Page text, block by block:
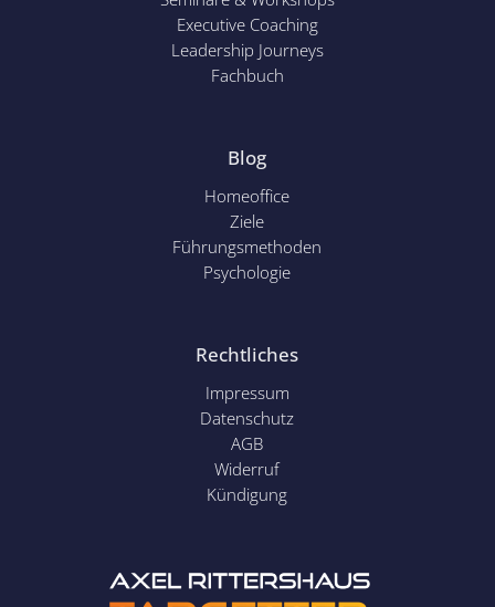
Executive Coaching
Leadership Journeys
Fachbuch
Blog
Homeoffice
Ziele
Führungsmethoden
Psychologie
Rechtliches
Impressum
Datenschutz
AGB
Widerruf
Kündigung